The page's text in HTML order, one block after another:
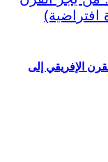
الإفريقي إلى